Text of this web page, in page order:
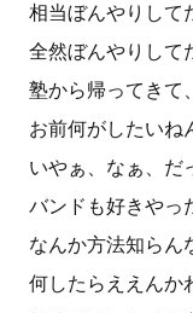
相当ぼんやりして
全然ぼんやりして
塾から帰ってきて
お前何がしたいね
いやぁ、なぁ、だ
バンドも好きやっ
なんか方法知らん
何したらええんか